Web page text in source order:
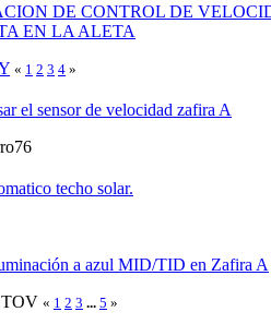
DE CONTROL DE
EN LA ALETA
« 1 2 3 4 »
el sensor de velocidad zafira A
techo solar.
a azul MID/TID en Zafira A
« 1 2 3 ... 5 »